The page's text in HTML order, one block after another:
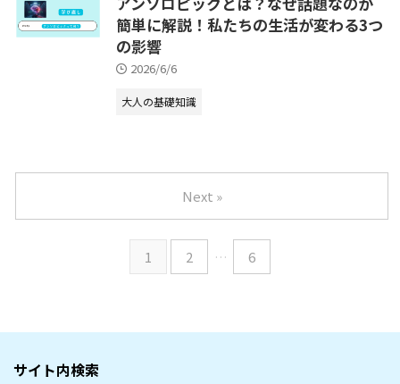
簡単に解説！私たちの生活が変わる3つ
の影響
2026/6/6
大人の基礎知識
1 2 … 6
Next »
サイト内検索